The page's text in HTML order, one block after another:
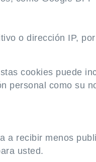
o dirección IP,
cookies puede
personal como su
a recibir menos
usted.